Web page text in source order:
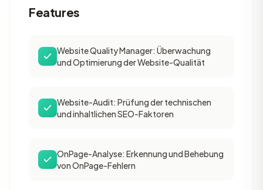
Features
Website Quality Manager: Überwachung
und Optimierung der Website-Qualität
Website-Audit: Prüfung der technischen
und inhaltlichen SEO-Faktoren
OnPage-Analyse: Erkennung und Behebung
von OnPage-Fehlern